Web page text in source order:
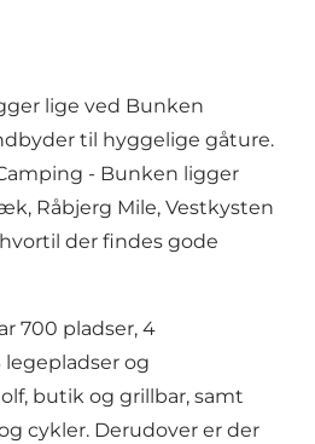
lige ved Bunken
til hyggelige gåture.
- Bunken ligger
Råbjerg Mile, Vestkysten
der findes gode
700 pladser, 4
og
butik og grillbar, samt
cykler. Derudover er der